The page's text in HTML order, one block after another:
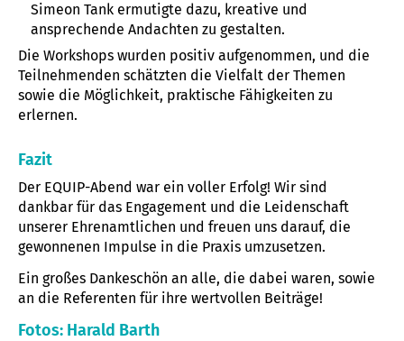
Simeon Tank ermutigte dazu, kreative und
ansprechende Andachten zu gestalten.
Die Workshops wurden positiv aufgenommen, und die
Teilnehmenden schätzten die Vielfalt der Themen
sowie die Möglichkeit, praktische Fähigkeiten zu
erlernen.
Fazit
Der EQUIP-Abend war ein voller Erfolg! Wir sind
dankbar für das Engagement und die Leidenschaft
unserer Ehrenamtlichen und freuen uns darauf, die
gewonnenen Impulse in die Praxis umzusetzen.
Ein großes Dankeschön an alle, die dabei waren, sowie
an die Referenten für ihre wertvollen Beiträge!
Fotos: Harald Barth